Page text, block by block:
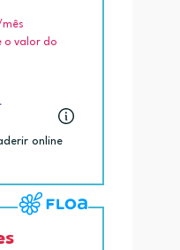
mês
o valor do
online